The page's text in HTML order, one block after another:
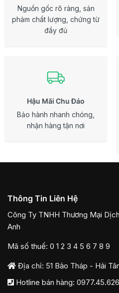
Nguồn gốc rõ ràng, sản
phảm chất lượng, chứng từ
đầy đủ
Hậu Mãi Chu Đáo
Bảo hành nhanh chóng,
nhận hàng tận nơi
Thông Tin Liên Hệ
Công Ty TNHH Thương Mại
Anh
Mã số thuế: 0 1 2 3 4 5 6 7 8 9
Địa chỉ: 51 Bảo Tháp - Hải
Hotline bán hàng: